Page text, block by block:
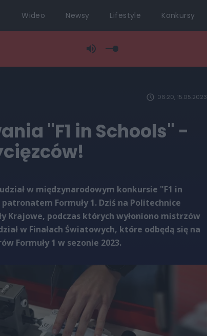
Wideo Newsy Lifestyle Konkursy
06:20, 15.05.2023
"F1 in Schools" -
w międzynarodowym konkursie "F1 in
Formuły 1. Dziś na Politechnice
Krajowe, podczas których wyłoniono mistrzów
w Finałach Światowych, które odbędą się na
Formuły 1 w sezonie 2023.